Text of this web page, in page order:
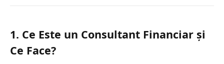
1. Ce Este un Consultant Financiar și
Ce Face?